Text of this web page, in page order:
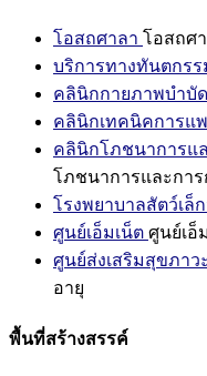
โอสถศาลา โอสถศ
บริการทางทันตกรร
คลินิกกายภาพบำบัด
คลินิกเทคนิคการแ
คลินิกโภชนาการแ
โภชนาการและกา
โรงพยาบาลสัตว์เล็
ศูนย์เอ็มเน็ต ศูนย์เอ็
ศูนย์ส่งเสริมสุขภาว
อายุ
พื้นที่สร้างสรรค์